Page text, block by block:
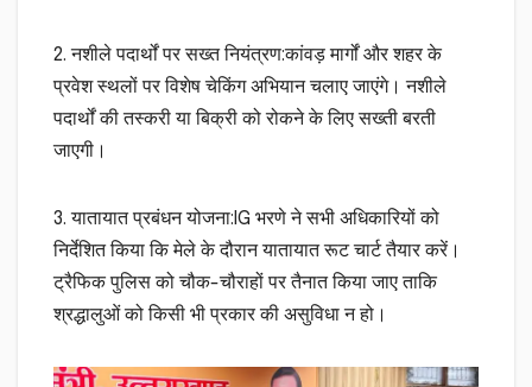
2. नशीले पदार्थों पर सख्त नियंत्रण:कांवड़ मार्गों और शहर के
प्रवेश स्थलों पर विशेष चेकिंग अभियान चलाए जाएंगे। नशीले
पदार्थों की तस्करी या बिक्री को रोकने के लिए सख्ती बरती
जाएगी।
3. यातायात प्रबंधन योजना:IG भरणे ने सभी अधिकारियों को
निर्देशित किया कि मेले के दौरान यातायात रूट चार्ट तैयार करें।
ट्रैफिक पुलिस को चौक-चौराहों पर तैनात किया जाए ताकि
श्रद्धालुओं को किसी भी प्रकार की असुविधा न हो।